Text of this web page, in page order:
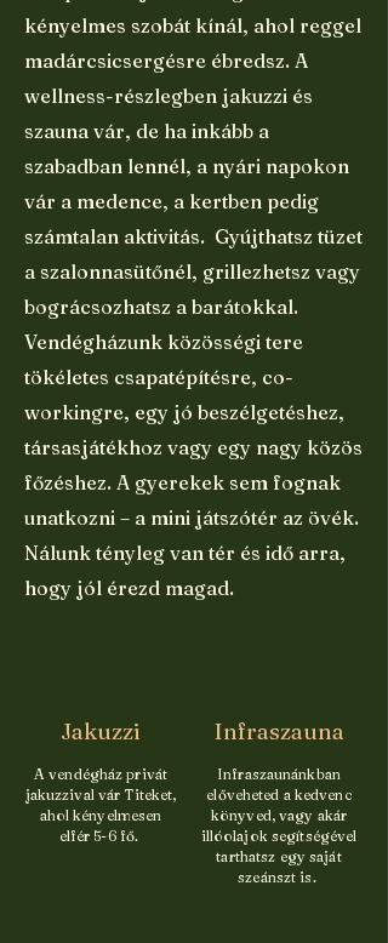
kényelmes szobát kínál, ahol reggel
madárcsicsergésre ébredsz. A
wellness-részlegben jakuzzi és
szauna vár, de ha inkább a
szabadban lennél, a nyári napokon
vár a medence, a kertben pedig
számtalan aktivitás. Gyújthatsz tüzet
a szalonnasütőnél, grillezhetsz vagy
bográcsozhatsz a barátokkal.
Vendégházunk közösségi tere
tökéletes csapatépítésre, co-
workingre, egy jó beszélgetéshez,
társasjátékhoz vagy egy nagy közös
főzéshez. A gyerekek sem fognak
unatkozni – a mini játszótér az övék.
Nálunk tényleg van tér és idő arra,
hogy jól érezd magad.
Jakuzzi
A vendégház privát
jakuzzival vár Titeket,
ahol kényelmesen
elfér 5-6 fő.
Infraszauna
Infraszaunánkban
előveheted a kedvenc
könyved, vagy akár
illóolajok segítségével
tarthatsz egy saját
szeánszt is.